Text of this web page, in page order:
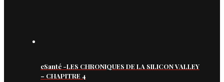
eSanté -LES CHRONIQUES DE LA SILICON VALLEY
– CHAPITRE 4